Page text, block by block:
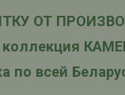
ОТ
коллекция
по всей